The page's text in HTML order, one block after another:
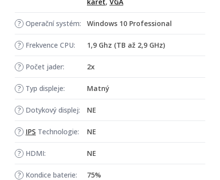
? Operační systém: Windows 10 Professional
? Frekvence CPU: 1,9 Ghz (TB až 2,9 GHz)
? Počet jader: 2x
? Typ displeje: Matný
? Dotykový displej: NE
? IPS Technologie: NE
? HDMI: NE
? Kondice baterie: 75%